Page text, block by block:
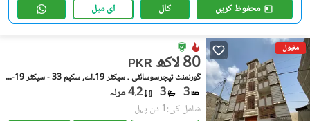
محفوظ کریں کال ای میل
مقبول
PKR 80 لاکھ
گورنمنٹ ٹیچرسوسائٹی ۔ سیکٹر 19۔اے, سکیم 33 - سیکٹر 19-اے
3
3 4.2 مرلہ
شامل کی:1 دن پہل